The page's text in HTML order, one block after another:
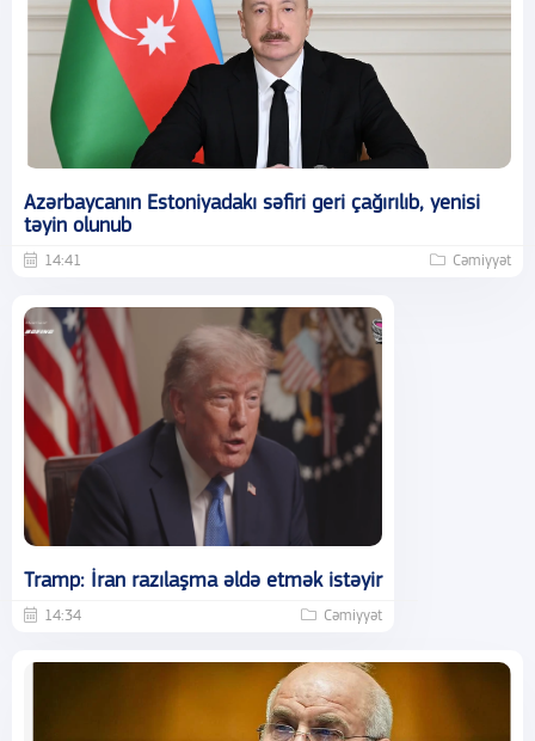
Azərbaycanın Estoniyadakı səfiri geri çağırılıb, yenisi
təyin olunub
14:41 Cəmiyyət
Tramp: İran razılaşma əldə etmək istəyir
14:34 Cəmiyyət